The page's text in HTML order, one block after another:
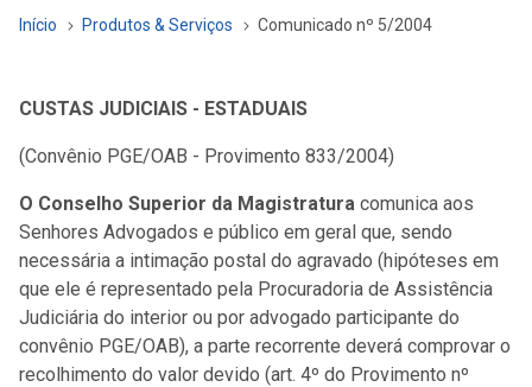
Início Produtos & Serviços Comunicado nº 5/2004
CUSTAS JUDICIAIS - ESTADUAIS
(Convênio PGE/OAB - Provimento 833/2004)
O Conselho Superior da Magistratura comunica aos
Senhores Advogados e público em geral que, sendo
necessária a intimação postal do agravado (hipóteses em
que ele é representado pela Procuradoria de Assistência
Judiciária do interior ou por advogado participante do
convênio PGE/OAB), a parte recorrente deverá comprovar o
recolhimento do valor devido (art. 4º do Provimento nº